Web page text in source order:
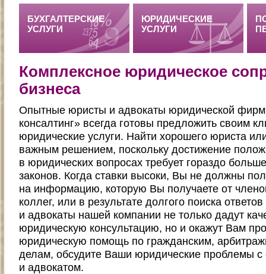
http://optcons.ru/node/63
БУХГАЛТЕРСКИЕ
УСЛУГИ
ЮРИДИЧЕСКИЕ
УСЛУГИ
Комплексное юридическое
бизнеса
Опытные юристы и адвокаты юридической
консалтинг» всегда готовы предложить своим
юридические услуги. Найти хорошего юриста
важным решением, поскольку достижение
в юридических вопросах требует гораздо
законов. Когда ставки высоки, Вы не должны
на информацию, которую Вы получаете от
коллег, или в результате долгого поиска
и адвокаты нашей компании не только дадут
юридическую консультацию, но и окажут Вам
юридическую помощь по гражданским,
делам, обсудите Ваши юридические проблемы
и адвокатом.